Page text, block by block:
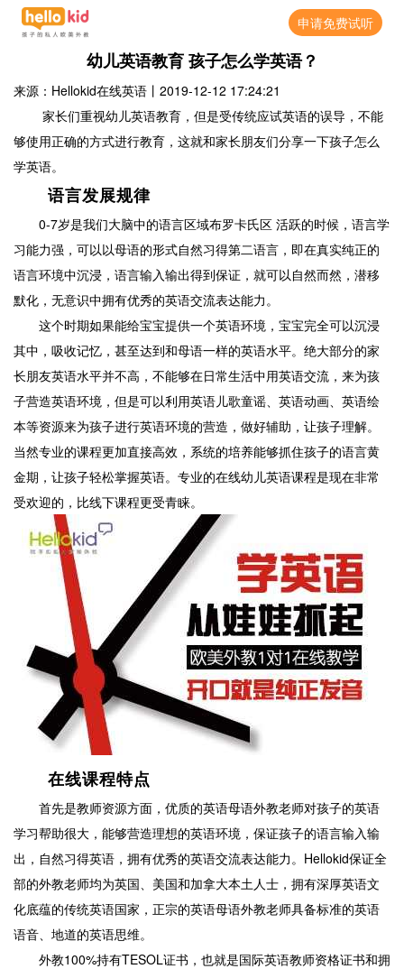
申请免费试听
幼儿英语教育 孩子怎么学英语？
来源：Hellokid在线英语 丨 2019-12-12 17:24:21
家长们重视幼儿英语教育，但是受传统应试英语的误导，不能
够使用正确的方式进行教育，这就和家长朋友们分享一下孩子怎么
学英语。
语言发展规律
0-7岁是我们大脑中的语言区域布罗卡氏区 活跃的时候，语言学
习能力强，可以以母语的形式自然习得第二语言，即在真实纯正的
语言环境中沉浸，语言输入输出得到保证，就可以自然而然，潜移
默化，无意识中拥有优秀的英语交流表达能力。
这个时期如果能给宝宝提供一个英语环境，宝宝完全可以沉浸
其中，吸收记忆，甚至达到和母语一样的英语水平。绝大部分的家
长朋友英语水平并不高，不能够在日常生活中用英语交流，来为孩
子营造英语环境，但是可以利用英语儿歌童谣、英语动画、英语绘
本等资源来为孩子进行英语环境的营造，做好辅助，让孩子理解。
当然专业的课程更加直接高效，系统的培养能够抓住孩子的语言黄
金期，让孩子轻松掌握英语。专业的在线幼儿英语课程是现在非常
受欢迎的，比线下课程更受青睐。
在线课程特点
首先是教师资源方面，优质的英语母语外教老师对孩子的英语
学习帮助很大，能够营造理想的英语环境，保证孩子的语言输入输
出，自然习得英语，拥有优秀的英语交流表达能力。Hellokid保证全
部的外教老师均为英国、美国和加拿大本土人士，拥有深厚英语文
化底蕴的传统英语国家，正宗的英语母语外教老师具备标准的英语
语音、地道的英语思维。
外教100%持有TESOL证书，也就是国际英语教师资格证书和拥